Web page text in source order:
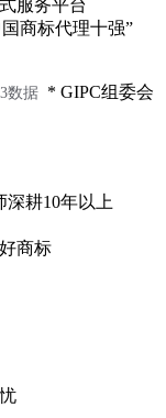
服务平台
商标代理十强”
数据 * GIPC组委会
深耕10年以上
商标